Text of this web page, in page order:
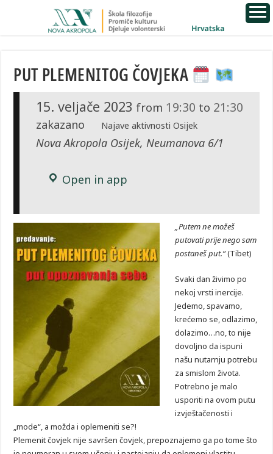
PUT PLEMENITOG ČOVJEKA
15. veljače 2023 from 19:30 to 21:30
zakazano Najave aktivnosti Osijek
Nova Akropola Osijek, Neumanova 6/1
Open in app
„Putem ne možeš
putovati prije nego sam
postaneš put.“(Tibet)
Svaki dan živimo po
nekoj vrsti inercije.
Jedemo, spavamo,
krećemo se, odlazimo,
dolazimo…no, to nije
dovoljno da ispuni
našu nutarnju potrebu
za smislom života.
Potrebno je malo
usporiti na ovom putu
izvještačenosti i
„mode“, a možda i oplemeniti se?!
Plemenit čovjek nije savršen čovjek, prepoznajemo ga po tome što